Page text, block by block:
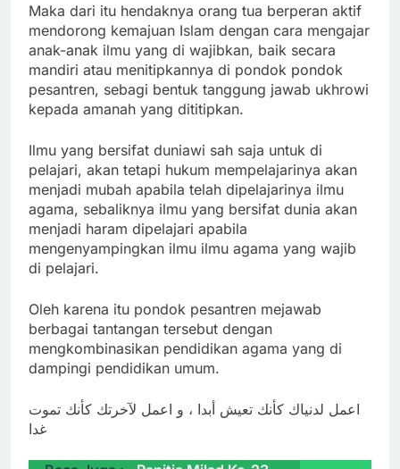
Maka dari itu hendaknya orang tua berperan aktif
mendorong kemajuan Islam dengan cara mengajar
anak-anak ilmu yang di wajibkan, baik secara
mandiri atau menitipkannya di pondok pondok
pesantren, sebagi bentuk tanggung jawab ukhrowi
kepada amanah yang dititipkan.
Ilmu yang bersifat duniawi sah saja untuk di
pelajari, akan tetapi hukum mempelajarinya akan
menjadi mubah apabila telah dipelajarinya ilmu
agama, sebaliknya ilmu yang bersifat dunia akan
menjadi haram dipelajari apabila
mengenyampingkan ilmu ilmu agama yang wajib
di pelajari.
Oleh karena itu pondok pesantren mejawab
berbagai tantangan tersebut dengan
mengkombinasikan pendidikan agama yang di
dampingi pendidikan umum.
اعمل لدنياك كأنك تعيش أبدا ، و اعمل لآخرتك كأنك تموت
غدا